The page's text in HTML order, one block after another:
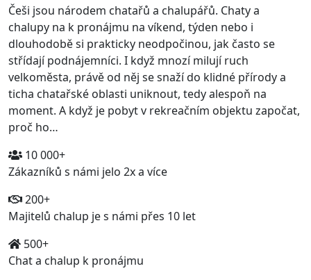
Češi jsou národem chatařů a chalupářů. Chaty a
chalupy na k pronájmu na víkend, týden nebo i
dlouhodobě si prakticky neodpočinou, jak často se
střídají podnájemníci. I když mnozí milují ruch
velkoměsta, právě od něj se snaží do klidné přírody a
ticha chatařské oblasti uniknout, tedy alespoň na
moment. A když je pobyt v rekreačním objektu započat,
proč ho…
10 000+
Zákazníků s námi jelo 2x a více
200+
Majitelů chalup je s námi přes 10 let
500+
Chat a chalup k pronájmu